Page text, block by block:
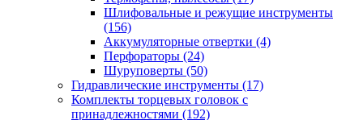
Шлифовальные и режущие инструменты
(156)
Аккумуляторные отвертки (4)
Перфораторы (24)
Шуруповерты (50)
Гидравлические инструменты (17)
Комплекты торцевых головок с
принадлежностями (192)